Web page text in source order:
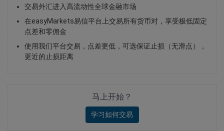
交易外汇进入高流动性全球金融市场
在easyMarkets易信平台上交易所有货币对，享受极低固定
点差和零佣金
使用我们平台交易，点差更低，可选保证止损（无滑点），
更近的止损距离
马上开始？
学习如何交易